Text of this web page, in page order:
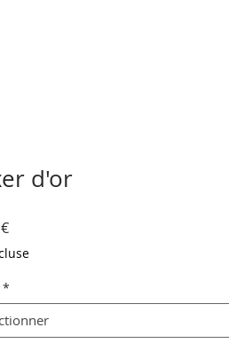
d'or
Prix
*